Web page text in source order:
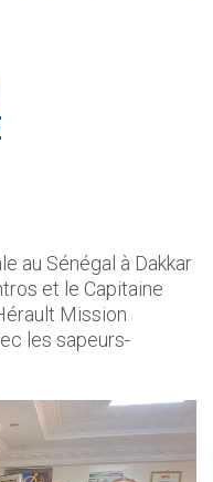
au Sénégal à Dakkar
et le Capitaine
Mission
les sapeurs-